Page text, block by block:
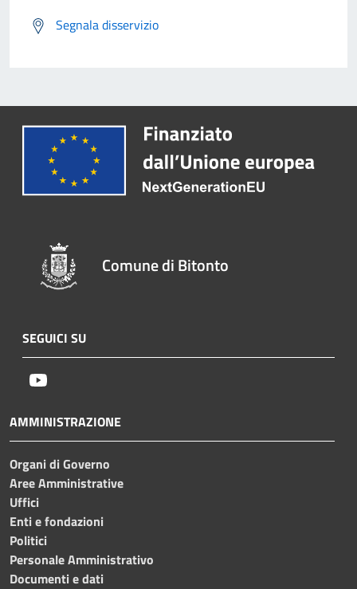
Segnala disservizio
Comune di Bitonto
SEGUICI SU
AMMINISTRAZIONE
Organi di Governo
Aree Amministrative
Uffici
Enti e fondazioni
Politici
Personale Amministrativo
Documenti e dati